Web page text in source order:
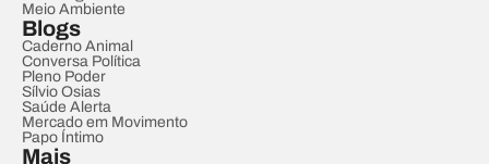
Meio Ambiente
Blogs
Caderno Animal
Conversa Política
Pleno Poder
Sílvio Osias
Saúde Alerta
Mercado em Movimento
Papo Íntimo
Mais